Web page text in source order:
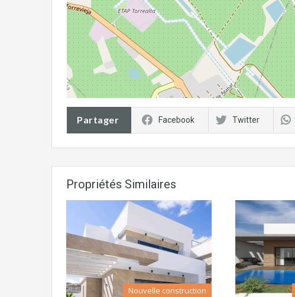
Partager Facebook Twitter
Propriétés Similaires
Nouvelle construction